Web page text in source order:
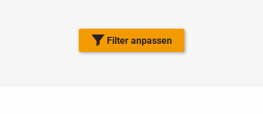
Filter anpassen